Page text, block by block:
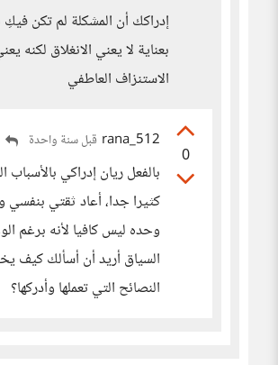
إدراكك أن المشكلة لم تكن
بعناية لا يعني الانغلاق
الاستنزاف العاطفي
0
rana_512 قبل سنة واحدة
بالفعل ريان إدراكي
كثيرا جدا، أعاد ثقتي
وحده ليس كافيا لأنه برغم
السياق أريد أن أسألك كيف
النصائح التي تعملها وأدركها؟